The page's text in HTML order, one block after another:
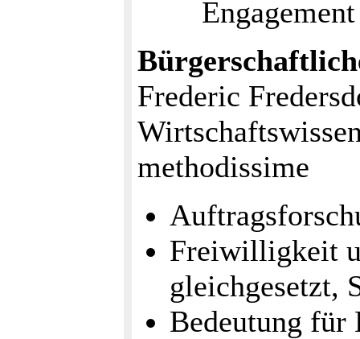
Frederic
methodissime
Freiwilligkeit
gleichgesetzt,
Bedeutung